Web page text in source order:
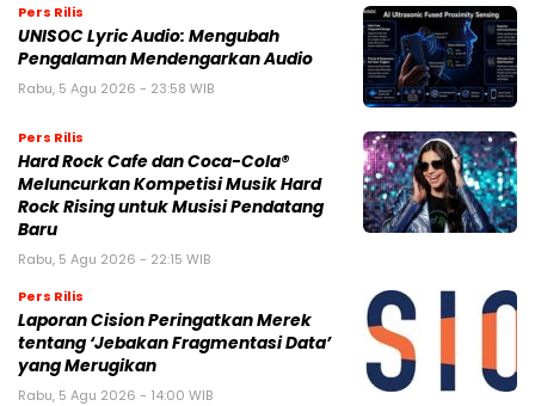
Pers Rilis
UNISOC Lyric Audio: Mengubah
Pengalaman Mendengarkan Audio
Rabu, 5 Agu 2026 - 23:58 WIB
Pers Rilis
Hard Rock Cafe dan Coca-Cola®
Meluncurkan Kompetisi Musik Hard
Rock Rising untuk Musisi Pendatang
Baru
Rabu, 5 Agu 2026 - 22:15 WIB
Pers Rilis
Laporan Cision Peringatkan Merek
tentang ‘Jebakan Fragmentasi Data’
yang Merugikan
Rabu, 5 Agu 2026 - 14:00 WIB